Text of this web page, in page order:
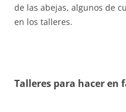
de las abejas, algunos de
en los talleres.
Talleres para hacer en